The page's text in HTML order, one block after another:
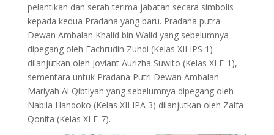
pelantikan dan serah terima jabatan secara simbolis
kepada kedua Pradana yang baru. Pradana putra
Dewan Ambalan Khalid bin Walid yang sebelumnya
dipegang oleh Fachrudin Zuhdi (Kelas XII IPS 1)
dilanjutkan oleh Joviant Aurizha Suwito (Kelas XI F-1),
sementara untuk Pradana Putri Dewan Ambalan
Mariyah Al Qibtiyah yang sebelumnya dipegang oleh
Nabila Handoko (Kelas XII IPA 3) dilanjutkan oleh Zalfa
Qonita (Kelas XI F-7).